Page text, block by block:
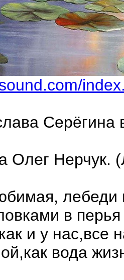
Олег Нерчук.
лебеди
в
и у нас,все
вода